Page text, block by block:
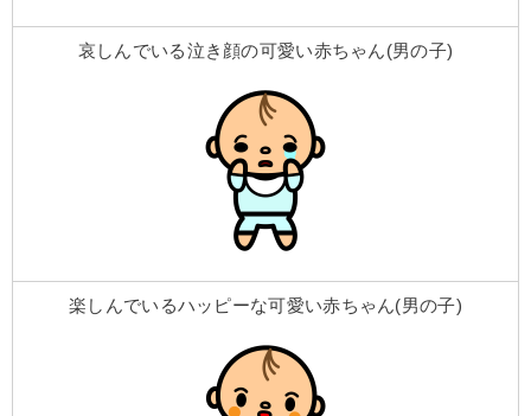
哀しんでいる泣き顔の可愛い赤ちゃん(男の子)
楽しんでいるハッピーな可愛い赤ちゃん(男の子)